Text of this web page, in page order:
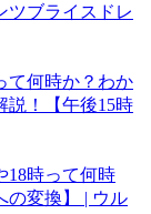
ツブライスドレ
て何時か？わか
説！【午後15時
18時って何時
の変換】 | ウル